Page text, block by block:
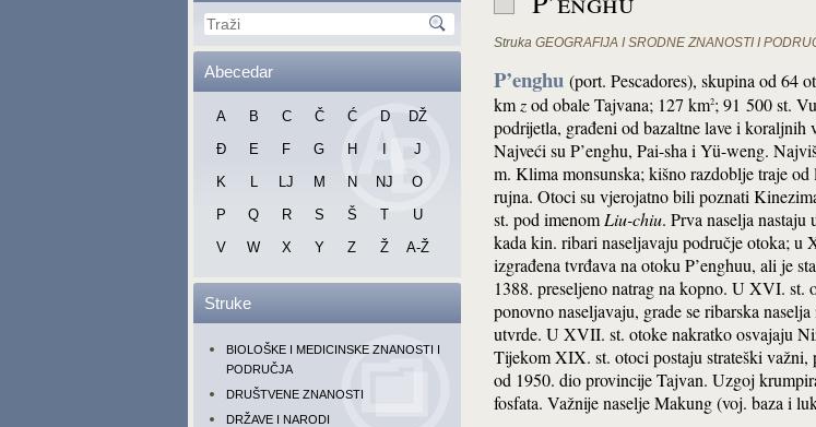
Abecedar
A B C Č Ć D
DŽ
Đ
E F G H
J
K
L LJ M N NJ
O
P
Q R S Š T
U
V
W X Y Z Ž A-Ž
Struke
BIOLOŠKE I MEDICINSKE ZNANOSTI I
PODRUČJA
DRUŠTVENE ZNANOSTI
DRŽAVE I NARODI
Struka GEOGRAFIJA I SRODNE ZNANOSTI I
P’enghu (port. Pescadores), skupina od 64
km zod obale Tajvana; 127 km2; 91 500 st.
podrijetla, građeni od bazaltne lave i koraljnih
Najveći su P’enghu, Pai-sha i Yü-weng.
m. Klima monsunska; kišno razdoblje traje od
rujna. Otoci su vjerojatno bili poznati
st. pod imenom Liu-chiu. Prva naselja nastaju
kada kin. ribari naseljavaju područje otoka; u
izgrađena tvrđava na otoku P’enghuu, ali je
1388. preseljeno natrag na kopno. U XVI. st.
ponovno naseljavaju, grade se ribarska
utvrde. U XVII. st. otoke nakratko osvajaju
Tijekom XIX. st. otoci postaju strateški
od 1950. dio provincije Tajvan. Uzgoj
fosfata. Važnije naselje Makung (voj. baza i